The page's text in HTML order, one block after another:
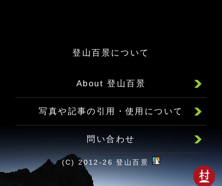
登山百景について
About 登山百景
写真や記事の引用・使用について
問い合わせ
(C) 2012-26 登山百景